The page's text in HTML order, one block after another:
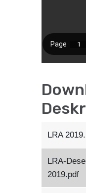
LRA
LRA-
2019.pdf